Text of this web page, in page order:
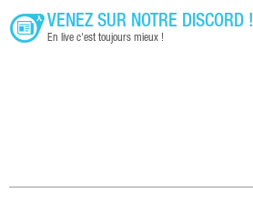
VENEZ SUR NOTRE DISCORD !
En live c'est toujours mieux !